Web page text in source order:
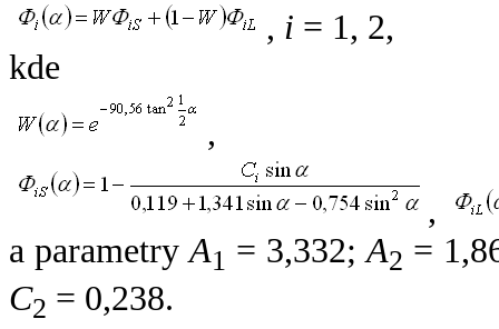
, i = 1, 2,
kde
,
,
a parametryA1 = 3,332;A2 =
C2 = 0,238.